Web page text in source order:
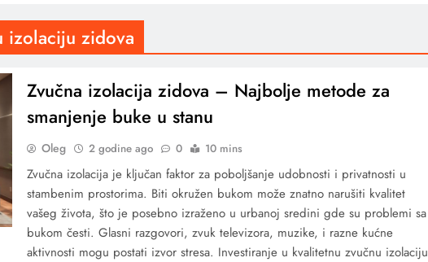
izolaciju zidova
Zvučna izolacija zidova – Najbolje metode za
smanjenje buke u stanu
Oleg 2 godine ago 0 10 mins
Zvučna izolacija je ključan faktor za poboljšanje udobnosti i privatnosti u
stambenim prostorima. Biti okružen bukom može znatno narušiti kvalitet
vašeg života, što je posebno izraženo u urbanoj sredini gde su problemi sa
bukom česti. Glasni razgovori, zvuk televizora, muzike, i razne kućne
aktivnosti mogu postati izvor stresa. Investiranje u kvalitetnu zvučnu izolaciju